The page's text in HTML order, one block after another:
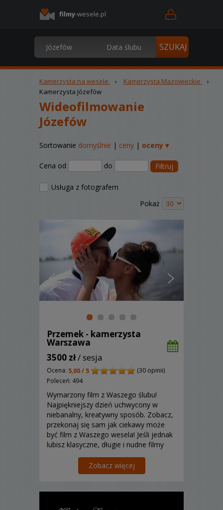
filmy-wesele.pl
Kamerzysta na wesele › Kamerzysta Mazowieckie
›
Kamerzysta Józefów
Wideofilmowanie
Józefów
Sortowanie domyślnie | ceny | oceny ▾
Cena od do Filtruj
Usługa z fotografem
Pokaż
Przemek - kamerzysta
Warszawa
3500 zł/ sesja
Ocena: 5,00 / 5
(30 opinii)
Poleceń: 494
Wymarzony film z Waszego ślubu!
Najpiękniejszy dzień uchwycony w
niebanalny, kreatywny sposób. Zobacz,
przekonaj się sam jak ciekawy może
być film z Waszego wesela! Jeśli jednak
lubisz klasyczne, długie i nudne filmy
fotografie ślubne! Atrakcyjne pakiety!!!
Zobacz więcej